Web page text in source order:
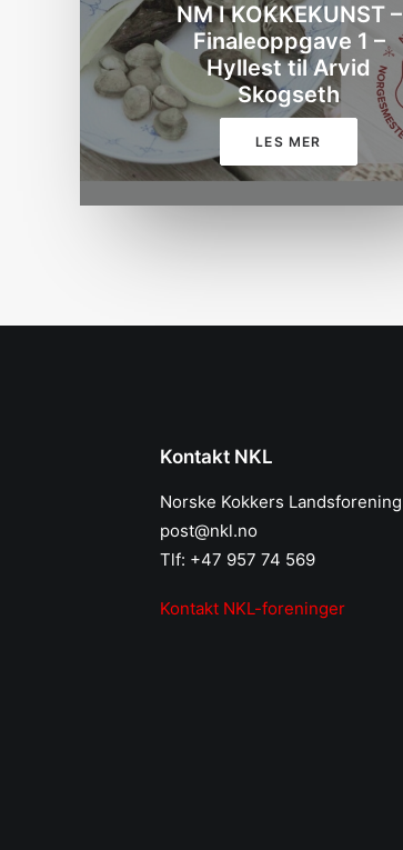
NM I KOKKEKUNST –
Finaleoppgave 1 –
Hyllest til Arvid
Skogseth
LES MER
Kontakt NKL
Norske Kokkers Landsforening
post@nkl.no
Tlf: +47 957 74 569
Kontakt NKL-foreninger